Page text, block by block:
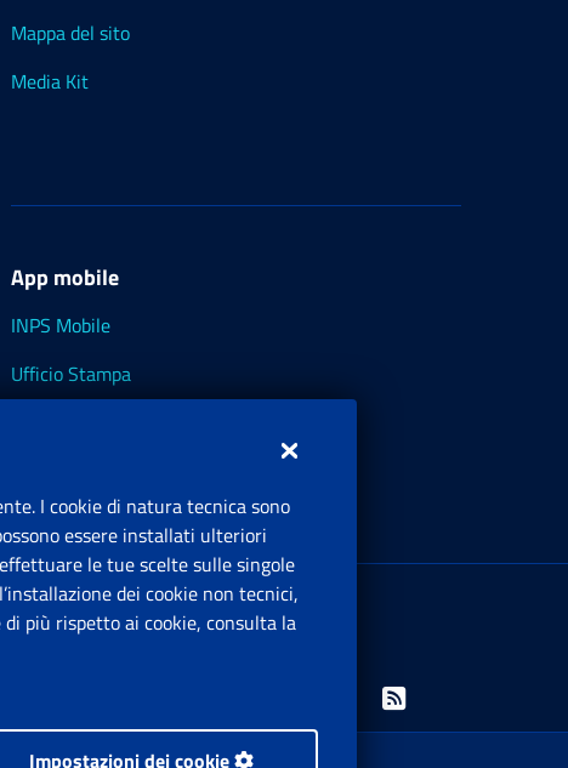
Mappa del sito
Media Kit
App mobile
INPS Mobile
Ufficio Stampa
Sede Legale: Via Ciro il Grande, 21
00144 Roma
P.IVA 02121151001
Facebook: Apre una nuova finestra
Twitter: Apre una nuova finestra
Whatsapp: Apre una nuova finestra
Youtube: Apre una nuova
Instagram: Apre una
Linkedin: Apre
Rss: Apre
I cookie di natura tecnica sono
essere installati ulteriori
le tue scelte sulle singole
dei cookie non tecnici,
di più rispetto ai cookie, consulta la
Impostazioni dei cookie